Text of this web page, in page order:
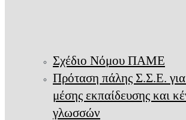
Σχέδιο Νόμου ΠΑΜΕ
Πρόταση πάλης Σ.Σ.Ε. για
μέσης εκπαίδευσης και
γλωσσών